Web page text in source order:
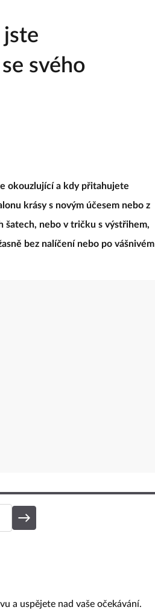
jste
svého
okouzlující a kdy přitahujete
krásy s novým účesem nebo z
šatech, nebo v tričku s výstřihem,
bez nalíčení nebo po vášnivém
a uspějete nad vaše očekávání.